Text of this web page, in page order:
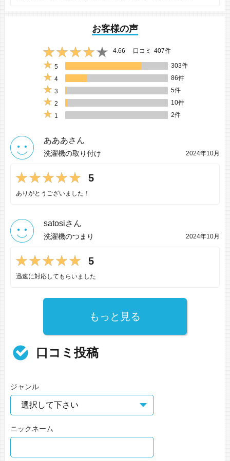
お客様の声
4.66 口コミ 407件
5
303件
4
86件
3
5件
2
10件
1
2件
あああさん
洗濯機の取り付け 2024年10月
5
ありがとうございました！
satosiさん
洗濯機のつまり 2024年10月
5
迅速に対応してもらいました
もっと見る
口コミ投稿
ジャンル
ニックネーム